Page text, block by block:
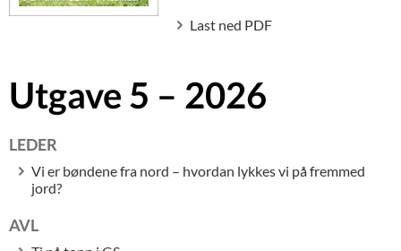
Last ned PDF
Utgave 5 – 2026
LEDER
Vi er bøndene fra nord – hvordan lykkes vi på fremmed
jord?
AVL